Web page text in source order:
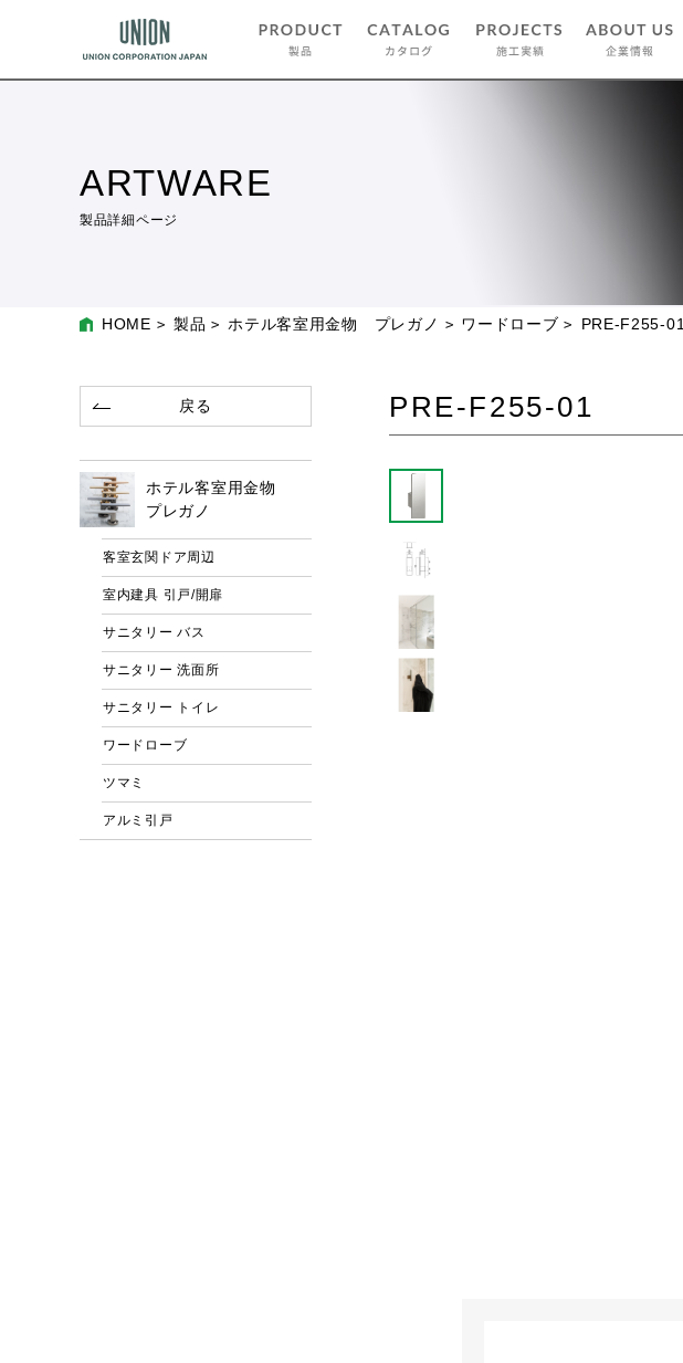
ARTWARE
製品詳細ページ
HOME 製品 ホテル客室用金物 プレガノ ワードローブ PRE-F255-01
PRE-F255-01
戻る
ホテル客室用金物
プレガノ
客室玄関ドア周辺
室内建具 引戸/開扉
サニタリー バス
サニタリー 洗面所
サニタリー トイレ
ワードローブ
ツマミ
アルミ引戸